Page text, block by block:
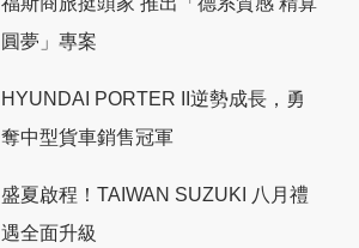
圓夢」專案
HYUNDAI PORTER II逆勢成長，勇
奪中型貨車銷售冠軍
盛夏啟程！TAIWAN SUZUKI 八月禮
遇全面升級